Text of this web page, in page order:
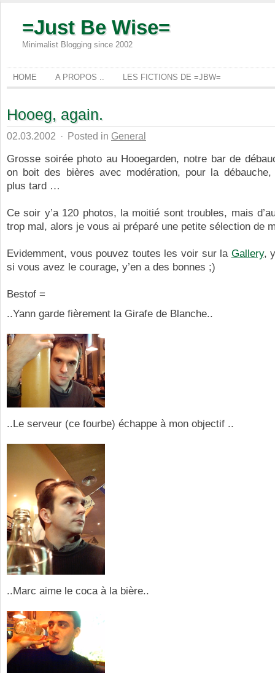
=Just Be Wise=
Minimalist Blogging since 2002
HOME A PROPOS .. LES FICTIONS DE =JBW=
Hooeg, again.
02.03.2002 · Posted in General
Grosse soirée photo au Hooegarden, notre bar de
on boit des bières avec modération, pour la débauche,
plus tard …
Ce soir y’a 120 photos, la moitié sont troubles, mais
trop mal, alors je vous ai préparé une petite sélection de
Evidemment, vous pouvez toutes les voir sur la Gallery,
si vous avez le courage, y’en a des bonnes ;)
Bestof =
..Yann garde fièrement la Girafe de Blanche..
..Le serveur (ce fourbe) échappe à mon objectif ..
..Marc aime le coca à la bière..